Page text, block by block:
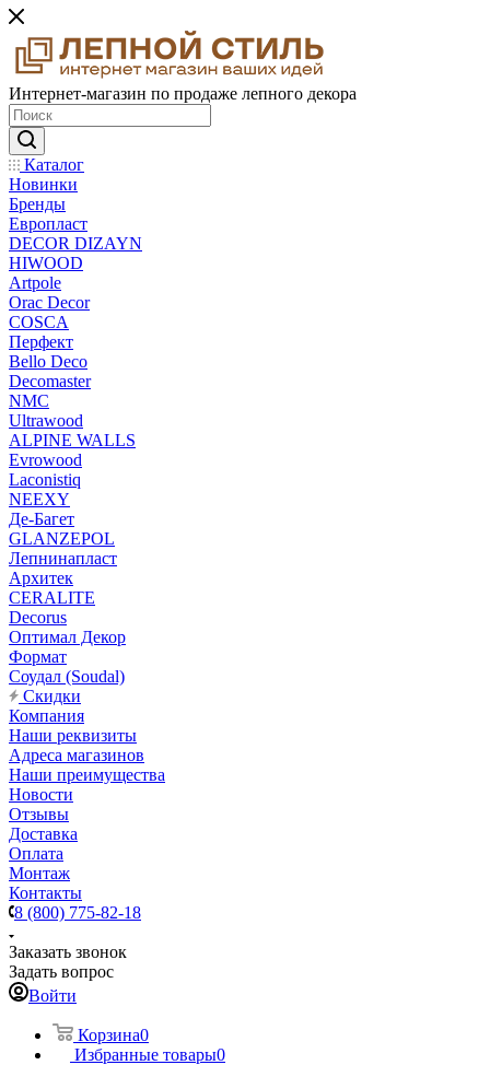
Интернет-магазин по продаже лепного декора
Каталог
Новинки
Бренды
Европласт
DECOR DIZAYN
HIWOOD
Artpole
Orac Decor
COSCA
Перфект
Bello Deco
Decomaster
NMС
Ultrawood
ALPINE WALLS
Evrowood
Laconistiq
NEEXY
Де-Багет
GLANZEPOL
Лепнинапласт
Архитек
CERALITE
Decorus
Оптимал Декор
Формат
Соудал (Soudal)
Скидки
Компания
Наши реквизиты
Адреса магазинов
Наши преимущества
Новости
Отзывы
Доставка
Оплата
Монтаж
Контакты
8 (800) 775-82-18
Заказать звонок
Задать вопрос
Войти
Корзина0
Избранные товары0